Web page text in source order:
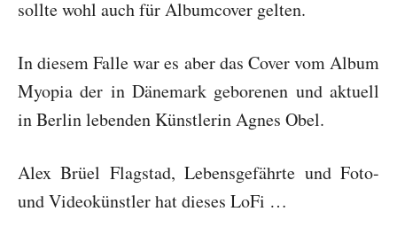
sollte wohl auch für Albumcover gelten.
In diesem Falle war es aber das Cover vom Album
Myopia der in Dänemark geborenen und aktuell
in Berlin lebenden Künstlerin Agnes Obel.
Alex Brüel Flagstad, Lebensgefährte und Foto-
und Videokünstler hat dieses LoFi …